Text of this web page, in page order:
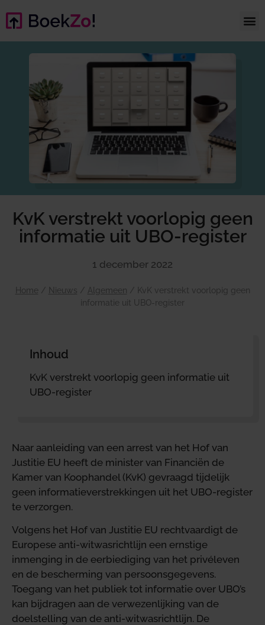
KvK verstrekt voorlopig geen
informatie uit UBO-register
1 december 2022
Home / Nieuws / Algemeen / KvK verstrekt voorlopig geen
informatie uit UBO-register
Inhoud
KvK verstrekt voorlopig geen informatie uit
UBO-register
Naar aanleiding van een arrest van het Hof van
Justitie EU heeft de minister van Financiën de
Kamer van Koophandel (KvK) gevraagd tijdelijk
geen informatieverstrekkingen uit het UBO-register
te verzorgen.
Volgens het Hof van Justitie EU rechtvaardigt de
Europese anti-witwasrichtlijn een ernstige
inmenging in de eerbiediging van het privéleven
en de bescherming van persoonsgegevens.
Toegang van het publiek tot informatie over UBO’s
kan bijdragen aan de verwezenlijking van de
doelstelling van de anti-witwasrichtlijn. De